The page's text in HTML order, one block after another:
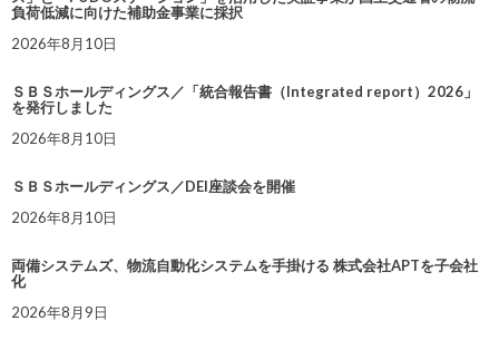
負荷低減に向けた補助金事業に採択
2026年8月10日
ＳＢＳホールディングス／「統合報告書（Integrated report）2026」
を発行しました
2026年8月10日
ＳＢＳホールディングス／DEI座談会を開催
2026年8月10日
両備システムズ、物流自動化システムを手掛ける 株式会社APTを子会社
化
2026年8月9日